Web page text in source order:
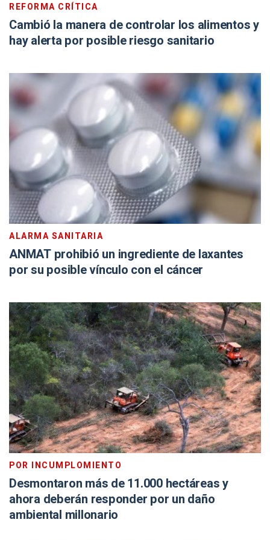
REFORMA CRÍTICA
Cambió la manera de controlar los alimentos y
hay alerta por posible riesgo sanitario
ALARMA SANITARIA
ANMAT prohibió un ingrediente de laxantes
por su posible vínculo con el cáncer
POR INCUMPLOMIENTO
Desmontaron más de 11.000 hectáreas y
ahora deberán responder por un daño
ambiental millonario